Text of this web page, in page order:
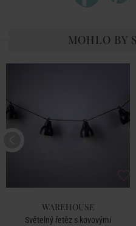
MOHLO BY
WAREHOUSE
Světelný řetěz s kovovými